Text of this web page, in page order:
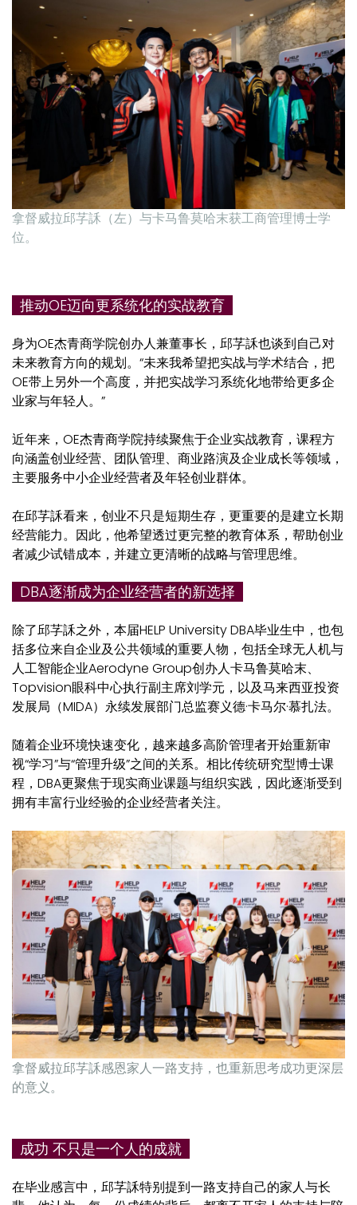
拿督威拉邱芓訸（左）与卡马鲁莫哈末获工商管理博士学
位。
推动OE迈向更系统化的实战教育
身为OE杰青商学院创办人兼董事长，邱芓訸也谈到自己对
未来教育方向的规划。“未来我希望把实战与学术结合，把
OE带上另外一个高度，并把实战学习系统化地带给更多企
业家与年轻人。”
近年来，OE杰青商学院持续聚焦于企业实战教育，课程方
向涵盖创业经营、团队管理、商业路演及企业成长等领域，
主要服务中小企业经营者及年轻创业群体。
在邱芓訸看来，创业不只是短期生存，更重要的是建立长期
经营能力。因此，他希望透过更完整的教育体系，帮助创业
者减少试错成本，并建立更清晰的战略与管理思维。
DBA逐渐成为企业经营者的新选择
除了邱芓訸之外，本届HELP University DBA毕业生中，也包
括多位来自企业及公共领域的重要人物，包括全球无人机与
人工智能企业Aerodyne Group创办人卡马鲁莫哈末、
Topvision眼科中心执行副主席刘学元，以及马来西亚投资
发展局（MIDA）永续发展部门总监赛义德·卡马尔·慕扎法。
随着企业环境快速变化，越来越多高阶管理者开始重新审
视“学习”与“管理升级”之间的关系。相比传统研究型博士课
程，DBA更聚焦于现实商业课题与组织实践，因此逐渐受到
拥有丰富行业经验的企业经营者关注。
拿督威拉邱芓訸感恩家人一路支持，也重新思考成功更深层
的意义。
成功 不只是一个人的成就
在毕业感言中，邱芓訸特别提到一路支持自己的家人与长